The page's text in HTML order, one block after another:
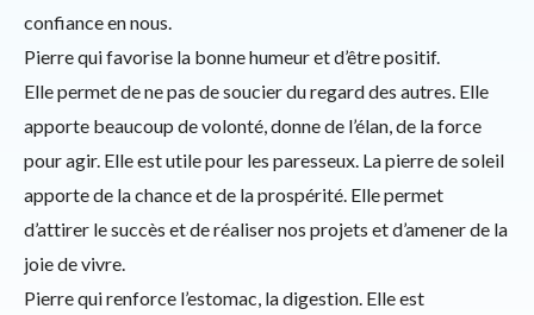
confiance en nous.
Pierre qui favorise la bonne humeur et d’être positif.
Elle permet de ne pas de soucier du regard des autres. Elle
apporte beaucoup de volonté, donne de l’élan, de la force
pour agir. Elle est utile pour les paresseux. La pierre de soleil
apporte de la chance et de la prospérité. Elle permet
d’attirer le succès et de réaliser nos projets et d’amener de la
joie de vivre.
Pierre qui renforce l’estomac, la digestion. Elle est